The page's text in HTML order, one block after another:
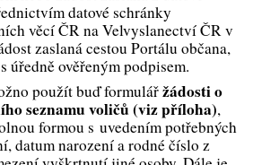
datové schránky
věcí ČR na Velvyslanectví ČR v
zaslaná cestou Portálu občana,
úředně ověřeným podpisem.
použít buď formulářžádosti o
seznamu voličů (viz příloha),
formou s uvedením potřebných
datum narození a rodné číslo z